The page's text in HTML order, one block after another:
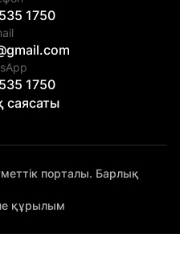
1750
1750
саясаты
порталы. Барлық
құрылым